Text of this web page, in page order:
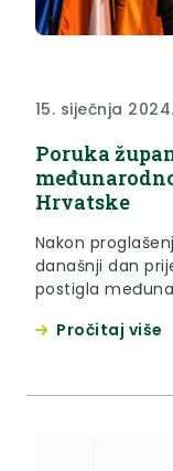
15. siječnja 2024.
Poruka
Hrvatske
Nakon
današnji dan
postigla
nacijama. „Ova
Pročitaj više